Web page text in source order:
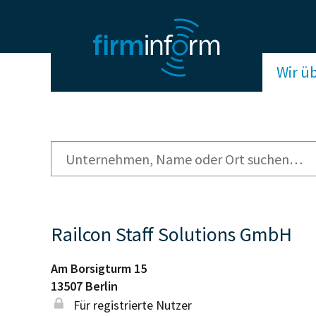
Wir
Railcon Staff Solutions GmbH
Am Borsigturm 15
13507 Berlin
Für registrierte Nutzer